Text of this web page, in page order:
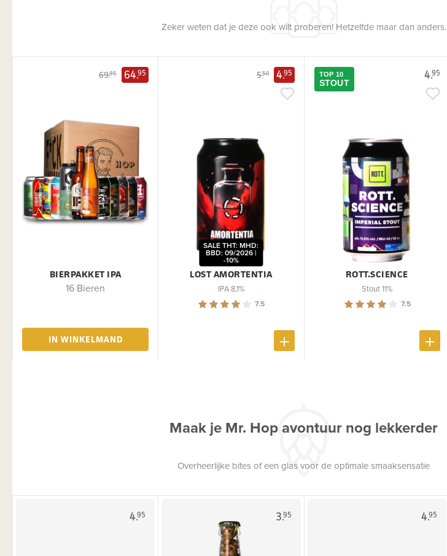
Zeker weten dat je deze ook wilt proberen! Hetzelfde maar dan anders.
69.95 64.95
BIERPAKKET IPA
16 Bieren
IN WINKELMAND
5.50 4.95
LOST AMORTENTIA
SALE THT: MHD:
BBD: 09/2026 |
-10%
IPA 8,1%
7.5
4.95
TOP 10
STOUT
ROTT.SCIENCE
Stout 11%
7.5
Maak je Mr. Hop avontuur nog lekkerder
Overheerlijke bites of een glas voor de optimale smaaksensatie
4.95 3.95 4.95